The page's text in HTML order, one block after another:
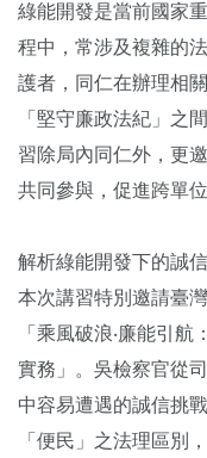
綠能開發是當前國家
程中，常涉及複雜的
護者，同仁在辦理相
「堅守廉政法紀」之
習除局內同仁外，更
共同參與，促進跨單
解析綠能開發下的誠
本次講習特別邀請臺
「乘風破浪‧廉能引
實務」。吳檢察官從
中容易遭遇的誠信挑
「便民」之法理區別